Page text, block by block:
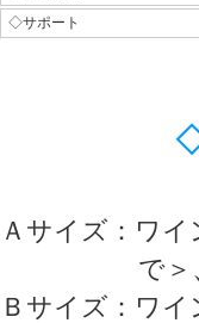
◇サポート
Ａサイズ：ワ
で
Ｂサイズ：ワ